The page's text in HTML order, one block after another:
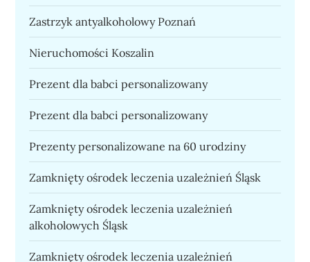
Zastrzyk antyalkoholowy Poznań
Nieruchomości Koszalin
Prezent dla babci personalizowany
Prezent dla babci personalizowany
Prezenty personalizowane na 60 urodziny
Zamknięty ośrodek leczenia uzależnień Śląsk
Zamknięty ośrodek leczenia uzależnień
alkoholowych Śląsk
Zamknięty ośrodek leczenia uzależnień